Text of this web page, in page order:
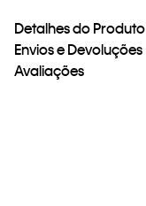
Detalhes do Produto
Envios e Devoluções
Avaliações